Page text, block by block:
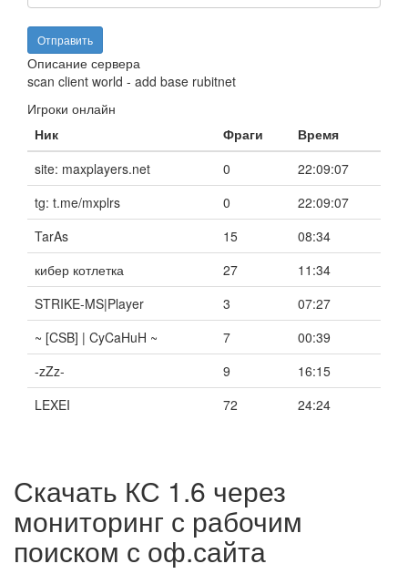
Описание сервера
scan client world - add base rubitnet
Игроки онлайн
Ник
Фраги
Время
site: maxplayers.net
0
22:09:07
tg: t.me/mxplrs
0
22:09:07
TarAs
15
08:34
кибер котлетка
27
11:34
STRIKE-MS|Player
3
07:27
~ [CSB] | CyCaHuH ~
7
00:39
-zZz-
9
16:15
LEXEI
72 24:24
Скачать КС 1.6 через
мониторинг с рабочим
поиском с оф.сайта